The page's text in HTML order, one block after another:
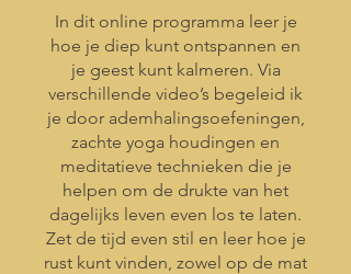
In dit online programma leer je
hoe je diep kunt ontspannen en
je geest kunt kalmeren. Via
verschillende video’s begeleid ik
je door ademhalingsoefeningen,
zachte yoga houdingen en
meditatieve technieken die je
helpen om de drukte van het
dagelijks leven even los te laten.
Zet de tijd even stil en leer hoe je
rust kunt vinden, zowel op de mat